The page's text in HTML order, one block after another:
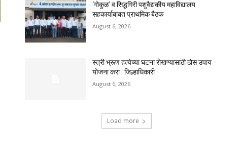
‘गोकुळ’ व सिद्धगिरी पशुवैद्यकीय महाविद्यालय
सहकार्याबाबत प्राथमिक बैठक
August 6, 2026
स्त्री भ्रूण हत्येच्या घटना रोखण्यासाठी ठोस उपाय
योजना करा : जिल्हाधिकारी
August 6, 2026
Load more